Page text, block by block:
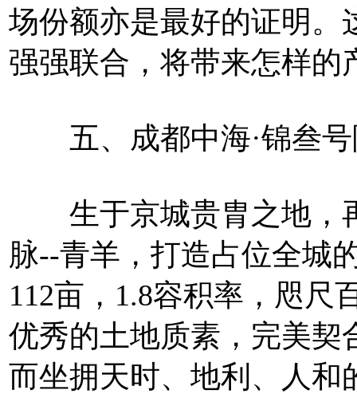
场份额亦是最好的证明。
强强联合，将带来怎样的
五、成都中海·锦叁号
生于京城贵胄之地，
脉--青羊，打造占位全城
112亩，1.8容积率，咫尺
优秀的土地质素，完美契
而坐拥天时、地利、人和